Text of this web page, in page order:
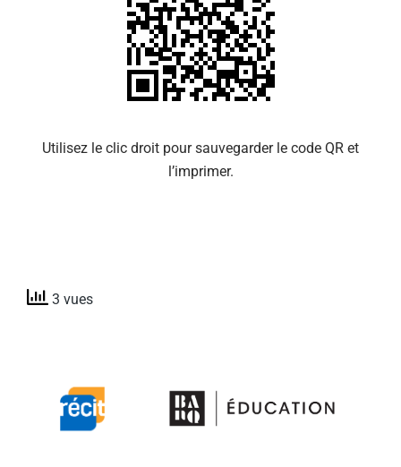
Utilisez le clic droit pour sauvegarder le code QR et
l’imprimer.
3 vues